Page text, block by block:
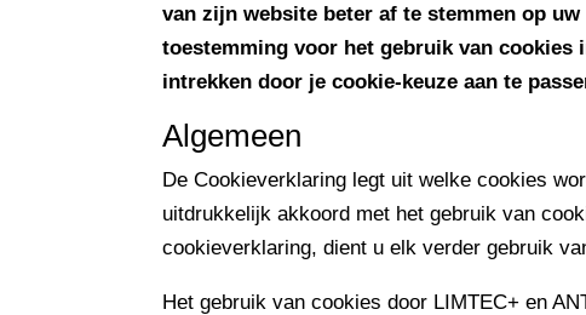
van zijn website beter af te stemmen op
toestemming voor het gebruik van cookies
intrekken door je cookie-keuze aan te
Algemeen
De Cookieverklaring legt uit welke cookies
uitdrukkelijk akkoord met het gebruik van
cookieverklaring, dient u elk verder gebruik
Het gebruik van cookies door LIMTEC+ en